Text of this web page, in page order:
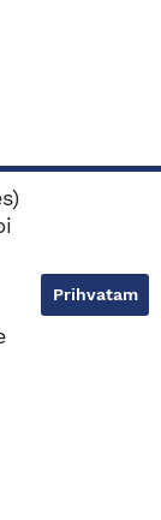
POZIV
Prihvatam